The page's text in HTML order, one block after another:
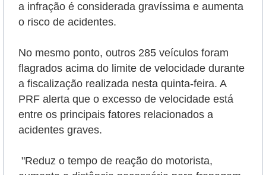
a infração é considerada gravíssima e aumenta
o risco de acidentes.
No mesmo ponto, outros 285 veículos foram
flagrados acima do limite de velocidade durante
a fiscalização realizada nesta quinta-feira. A
PRF alerta que o excesso de velocidade está
entre os principais fatores relacionados a
acidentes graves.
"Reduz o tempo de reação do motorista,